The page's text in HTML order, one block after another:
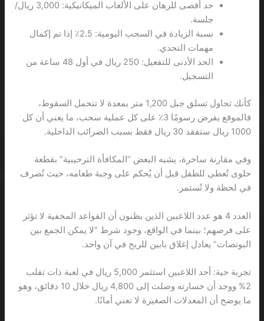
حد أقصى للرهان على الألعاب الميكانيكية: 3,000 ريال/
جلسة.
نسبة الزيادة في السحب اليومية: 2.5٪ إذا تم إكمال
مهمات التحدي.
الحد الأدنى للتفعيل: 250 ريال في أول 48 ساعة من
التسجيل.
كأنك تحاول تسلق جبل 1,200 متر بمعدة لا تتحمل السقوط،
فالموقع يفرض رسومًا 3٪ على كل عملية سحب، ما يعني أن كل
1000 ريال ستفقد 30 ريال فقط بسبب الضرائب الداخلية.
وفي مقارنة ساخرة، يشبه البعض “المكافأة الترحيبية” بقطعة
حلوى تُعطى للطفل قبل أن يُحكم على وجبة طعامه، حيث تُصرف
في لحظة ولا تُستمر.
العدد 4 هو عدد اللاعبين الذين يظنون أن القواعد المخفية لا تؤثر
على فرصهم؛ بينما في الواقع، وجود شرط “لا يمكن الجمع بين
البونصات” يعادل إغلاق بابين للربح في آن واحد.
تجربة حية: أحد اللاعبين استثمر 5,000 ريال في لعبة ذات تقلب
2% ووجد أن خسارته وصلت إلى 4,800 ريال خلال 10 دقائق، وهو
ما يوضح أن المعدلات الصغيرة لا تعني أمانًا.